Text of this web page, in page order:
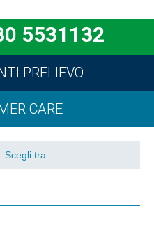
5531132
PRELIEVO
CARE